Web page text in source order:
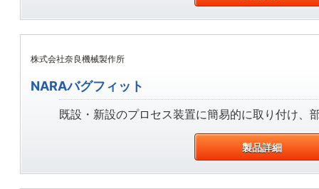
株式会社奈良機械製作所
NARAバグフィット
既設・新設のプロセス装置に簡易的に取り付け、
製品詳細